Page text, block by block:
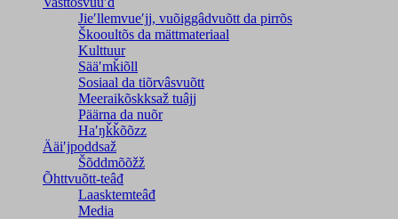
Jieʹllemvueʹjj, vuõiggâdvuõtt da pirrõs
Škooultõs da mättmateriaal
Kulttuur
Sääʹmǩiõll
Sosiaal da tiõrvâsvuõtt
Meeraikõskksaž tuâjj
Päärna da nuõr
Haʹŋǩǩõõzz
Ääiʹjpoddsaž
Šõddmõõžž
Õhttvuõtt-teâđ
Laasktemteâđ
Media